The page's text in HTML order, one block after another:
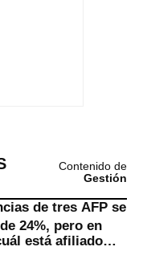
Contenido de
Gestión
de tres AFP se
24%, pero en
está afiliado